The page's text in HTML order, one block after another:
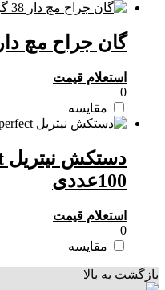
گان جراح مچ دار 38 گرمی
استعلام قیمت
0
مقایسه
100عددی
استعلام قیمت
0
مقایسه
بازگشت به بالا